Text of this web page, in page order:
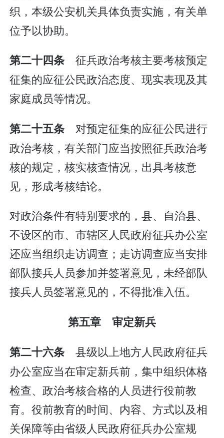
织，本级公安机关具体负责实施，有关单
位予以协助。
第二十四条 征兵政治考核主要考核预定
征集的应征公民政治态度、现实表现及其
家庭成员等情况。
第二十五条 对预定征集的应征公民进行
政治考核，有关部门应当按照征兵政治考
核的规定，核实核查情况，出具考核意
见，形成考核结论。
对政治条件有特别要求的，县、自治县、
不设区的市、市辖区人民政府征兵办公室
还应当组织走访调查；走访调查应当安排
部队接兵人员参加并签署意见，未经部队
接兵人员签署意见的，不得批准入伍。
第五章 审定新兵
第二十六条 县级以上地方人民政府征兵
办公室应当在审定新兵前，集中组织体格
检查、政治考核合格的人员进行役前教
育。役前教育的时间、内容、方式以及相
关保障等由省级人民政府征兵办公室规